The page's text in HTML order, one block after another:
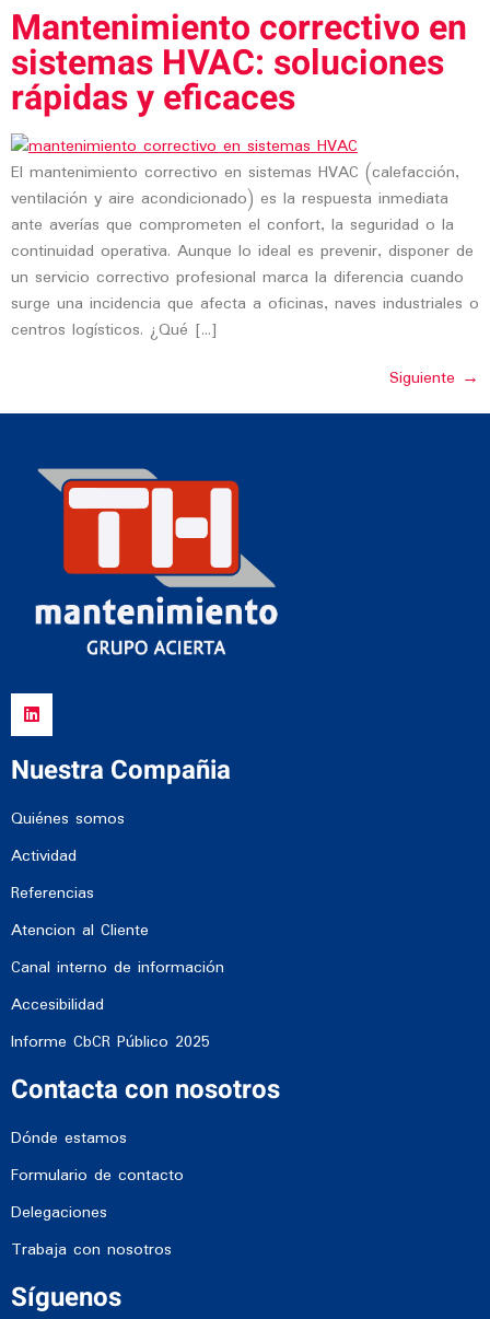
Mantenimiento correctivo en
sistemas HVAC: soluciones
rápidas y eficaces
El mantenimiento correctivo en sistemas HVAC (calefacción,
ventilación y aire acondicionado) es la respuesta inmediata
ante averías que comprometen el confort, la seguridad o la
continuidad operativa. Aunque lo ideal es prevenir, disponer de
un servicio correctivo profesional marca la diferencia cuando
surge una incidencia que afecta a oficinas, naves industriales o
centros logísticos. ¿Qué […]
Siguiente →
Nuestra Compañia
Quiénes somos
Actividad
Referencias
Atencion al Cliente
Canal interno de información
Accesibilidad
Informe CbCR Público 2025
Contacta con nosotros
Dónde estamos
Formulario de contacto
Delegaciones
Trabaja con nosotros
Síguenos